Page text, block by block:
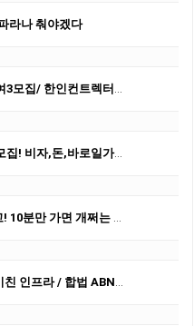
라나 춰야겠다
모집/ 한인컨트렉터X]
,돈,바로일가능! 함께하실분!
면 개쩌는 바닷가 있는 숙소
ABN / 최소 기간 세컨 ,서드 가능